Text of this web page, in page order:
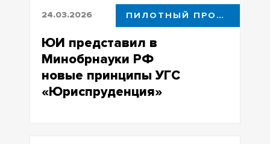
24.03.2026 ПИЛОТНЫЙ ПРОЕКТ
ЮИ представил в
Минобрнауки РФ
новые принципы УГС
«Юриспруденция»